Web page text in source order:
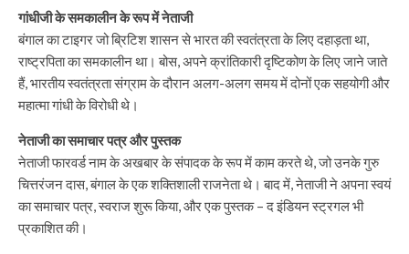
गांधीजी के समकालीन के रूप में नेताजी
बंगाल का टाइगर जो ब्रिटिश शासन से भारत की स्वतंत्रता के लिए दहाड़ता था,
राष्ट्रपिता का समकालीन था। बोस, अपने क्रांतिकारी दृष्टिकोण के लिए जाने जाते
हैं, भारतीय स्वतंत्रता संग्राम के दौरान अलग-अलग समय में दोनों एक सहयोगी और
महात्मा गांधी के विरोधी थे।
नेताजी का समाचार पत्र और पुस्तक
नेताजी फारवर्ड नाम के अखबार के संपादक के रूप में काम करते थे, जो उनके गुरु
चित्तरंजन दास, बंगाल के एक शक्तिशाली राजनेता थे। बाद में, नेताजी ने अपना स्वयं
का समाचार पत्र, स्वराज शुरू किया, और एक पुस्तक – द इंडियन स्ट्रगल भी
प्रकाशित की।